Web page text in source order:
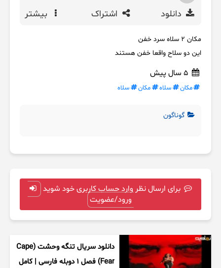
دانلود اشتراک بیشتر
مکان 2 سلاه سرد خفن
این دو سلاح واقعا خفن هستند
مکان سلاه مکان سلاه
گوناگون
برای ارسال نظر وارد حساب کاربری خود شوید
ورود/عضویت
دانلود سریال تنگه وحشت (Cape
Fear) فصل ۱ دوبله فارسی | کامل